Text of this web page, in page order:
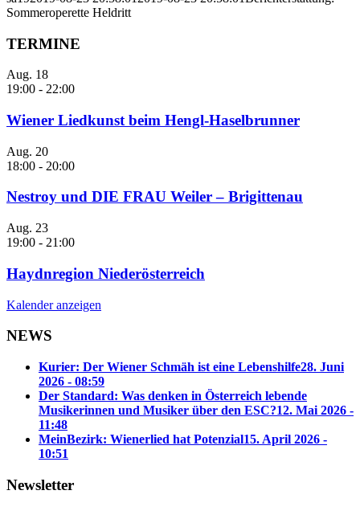
Sommeroperette Heldritt
TERMINE
Aug. 18
19:00 - 22:00
Wiener Liedkunst beim Hengl-Haselbrunner
Aug. 20
18:00 - 20:00
Nestroy und DIE FRAU Weiler – Brigittenau
Aug. 23
19:00 - 21:00
Haydnregion Niederösterreich
Kalender anzeigen
NEWS
Kurier: Der Wiener Schmäh ist eine Lebenshilfe28. Juni
2026 - 08:59
Der Standard: Was denken in Österreich lebende
Musikerinnen und Musiker über den ESC?12. Mai 2026 -
11:48
MeinBezirk: Wienerlied hat Potenzial15. April 2026 -
10:51
Newsletter